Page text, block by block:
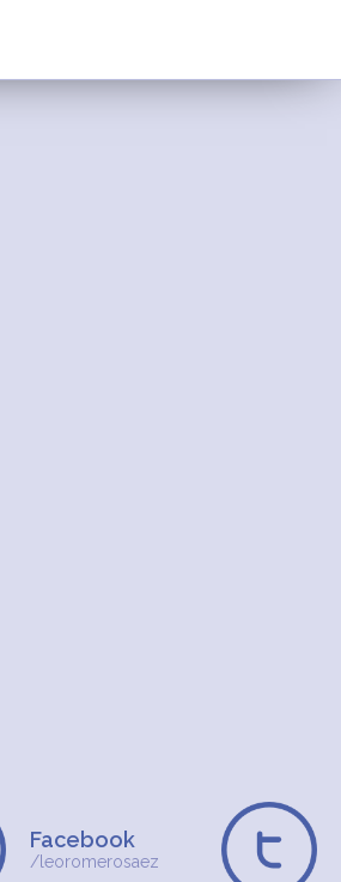
Facebook
/leoromerosaez